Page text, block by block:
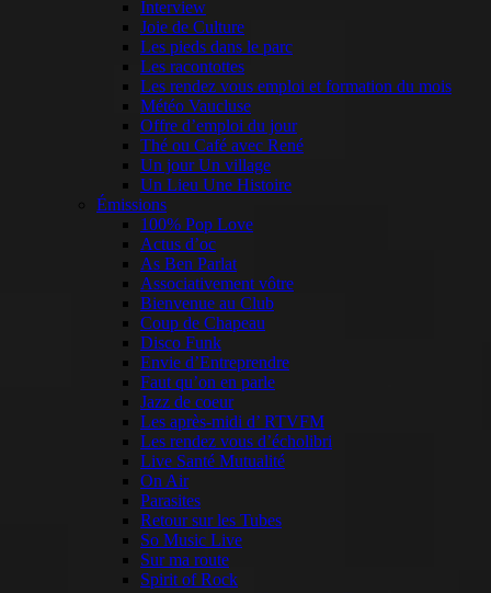
Interview
Joie de Culture
Les pieds dans le parc
Les racontottes
Les rendez vous emploi et formation du mois
Météo Vaucluse
Offre d’emploi du jour
Thé ou Café avec René
Un jour Un village
Un Lieu Une Histoire
Émissions
100% Pop Love
Actus d’oc
As Ben Parlat
Associativement vôtre
Bienvenue au Club
Coup de Chapeau
Disco Funk
Envie d’Entreprendre
Faut qu’on en parle
Jazz de coeur
Les après-midi d’ RTVFM
Les rendez vous d’écholibri
Live Santé Mutualité
On Air
Parasites
Retour sur les Tubes
So Music Live
Sur ma route
Spirit of Rock